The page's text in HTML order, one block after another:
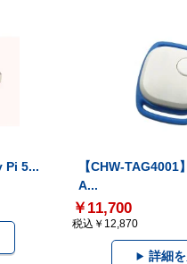
Pi 5...
【CHW-
A...
￥11,700
税込￥12,870
詳細